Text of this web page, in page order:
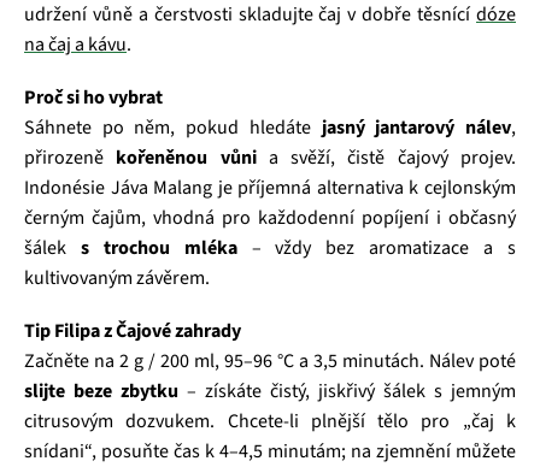
udržení vůně a čerstvosti skladujte čaj v dobře těsnící dóze
na čaj a kávu.
Proč si ho vybrat
Sáhnete po něm, pokud hledáte jasný jantarový nálev,
přirozeně kořeněnou vůnia svěží, čistě čajový projev.
Indonésie Jáva Malang je příjemná alternativa k cejlonským
černým čajům, vhodná pro každodenní popíjení i občasný
šálek s trochou mléka– vždy bez aromatizace a s
kultivovaným závěrem.
Tip Filipa z Čajové zahrady
Začněte na 2 g / 200 ml, 95–96 °C a 3,5 minutách. Nálev poté
slijte beze zbytku – získáte čistý, jiskřivý šálek s jemným
citrusovým dozvukem. Chcete‑li plnější tělo pro „čaj k
snídani“, posuňte čas k 4–4,5 minutám; na zjemnění můžete